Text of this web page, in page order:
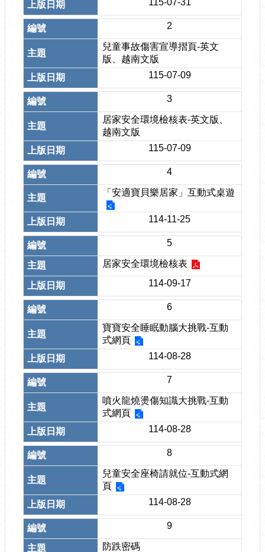
115-07-31
2
兒童事故傷害宣導摺頁-英文
版、越南文版
115-07-09
3
居家安全環境檢核表-英文版、
越南文版
115-07-09
4
「安適寶貝樂居家」互動式桌遊
114-11-25
5
居家安全環境檢核表
114-09-17
6
寶寶安全睡眠動腦大挑戰-互動
式網頁
114-08-28
7
噴火龍燒燙傷知識大挑戰-互動
式網頁
114-08-28
8
兒童安全座椅請就位-互動式網
頁
114-08-28
9
防跌密碼